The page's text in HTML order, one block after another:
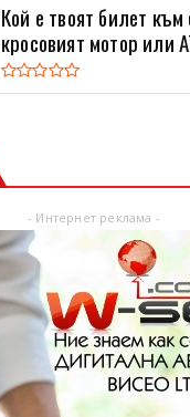
Кой е твоят билет
кросовият мотор или
- Интернет реклама -